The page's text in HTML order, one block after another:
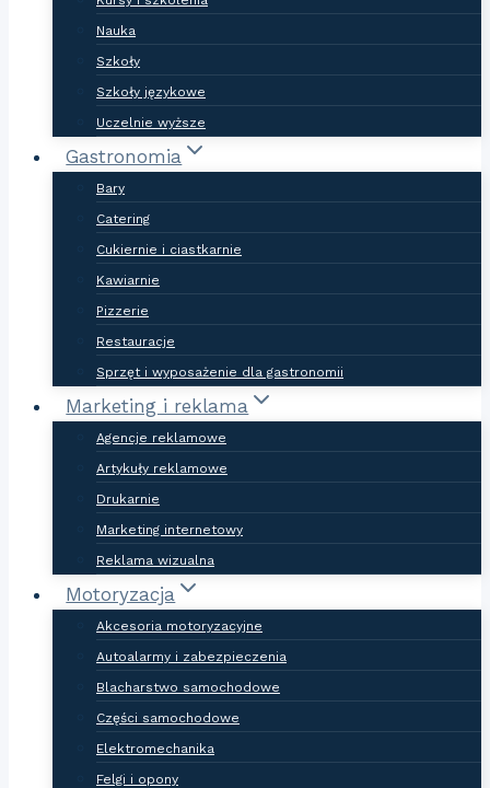
Nauka
Szkoły
Szkoły językowe
Uczelnie wyższe
Gastronomia
Bary
Catering
Cukiernie i ciastkarnie
Kawiarnie
Pizzerie
Restauracje
Sprzęt i wyposażenie dla gastronomii
Marketing i reklama
Agencje reklamowe
Artykuły reklamowe
Drukarnie
Marketing internetowy
Reklama wizualna
Motoryzacja
Akcesoria motoryzacyjne
Autoalarmy i zabezpieczenia
Blacharstwo samochodowe
Części samochodowe
Elektromechanika
Felgi i opony